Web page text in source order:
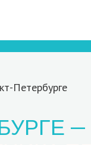
Петербурге